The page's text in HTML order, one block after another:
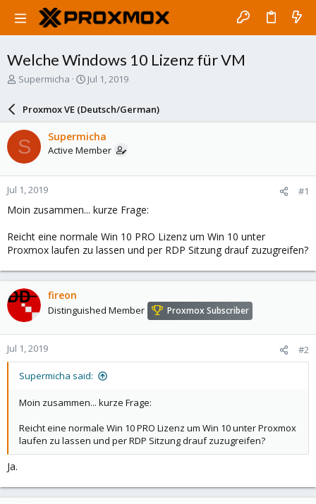
Welche Windows 10 Lizenz für VM
T
a
d
s
t
a
r
t
e
r
Supermicha
S
r
d
a
e
Jul 1, 2019
Proxmox VE (Deutsch/German)
S Supermicha
Active Member
Jul 1, 2019 #1
Moin zusammen... kurze Frage:
Reicht eine normale Win 10 PRO Lizenz um Win 10 unter
Proxmox laufen zu lassen und per RDP Sitzung drauf zuzugreifen?
fireon
Distinguished Member Proxmox Subscriber
Jul 1, 2019 #2
Supermicha said:
Moin zusammen... kurze Frage:
Reicht eine normale Win 10 PRO Lizenz um Win 10 unter Proxmox
laufen zu lassen und per RDP Sitzung drauf zuzugreifen?
Ja.